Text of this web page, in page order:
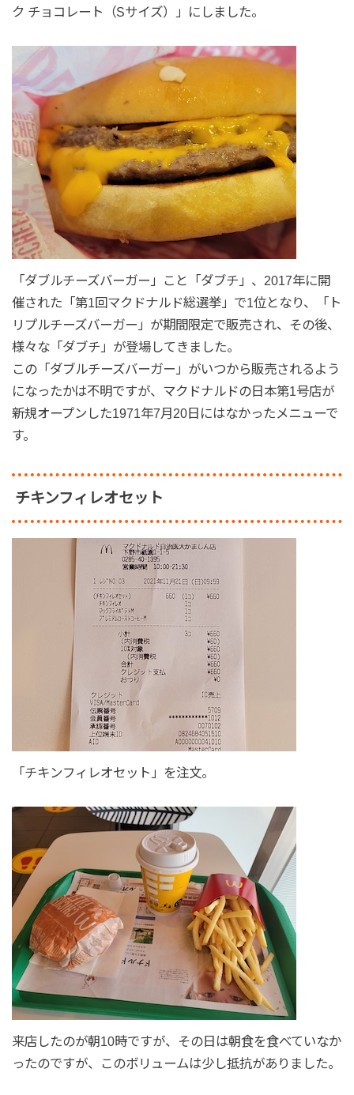
ク チョコレート（Sサイズ）」にしました。
「ダブルチーズバーガー」こと「ダブチ」、2017年に開
催された「第1回マクドナルド総選挙」で1位となり、「ト
リプルチーズバーガー」が期間限定で販売され、その後、
様々な「ダブチ」が登場してきました。
この「ダブルチーズバーガー」がいつから販売されるよう
になったかは不明ですが、マクドナルドの日本第1号店が
新規オープンした1971年7月20日にはなかったメニューで
す。
チキンフィレオセット
「チキンフィレオセット」を注文。
来店したのが朝10時ですが、その日は朝食を食べていなか
ったのですが、このボリュームは少し抵抗がありました。